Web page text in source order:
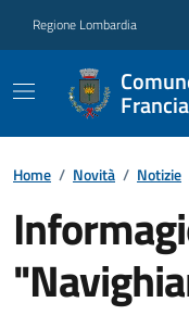
Regione Lombardia
Home / Novità / Notizie